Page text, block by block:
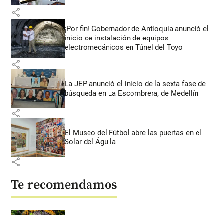
share
¡Por fin! Gobernador de Antioquia anunció el
inicio de instalación de equipos
electromecánicos en Túnel del Toyo
share
La JEP anunció el inicio de la sexta fase de
búsqueda en La Escombrera, de Medellín
share
El Museo del Fútbol abre las puertas en el
Solar del Águila
share
Te recomendamos